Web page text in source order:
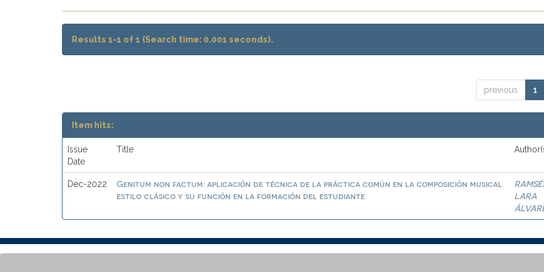
Results 1-1 of 1 (Search time: 0.001 seconds).
previous 1
Item hits:
Issue
Date
Title
Dec-2022
Genitum non factum: aplicación de técnica de la práctica común en la composición musical
estilo clásico y su función en la formación del estudiante
LARA